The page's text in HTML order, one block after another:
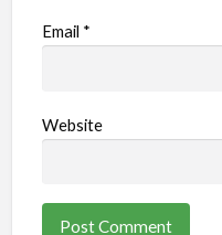
Email *
Website